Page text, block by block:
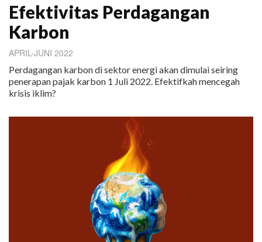
Efektivitas Perdagangan
Karbon
APRIL-JUNI 2022
Perdagangan karbon di sektor energi akan dimulai seiring
penerapan pajak karbon 1 Juli 2022. Efektifkah mencegah
krisis iklim?